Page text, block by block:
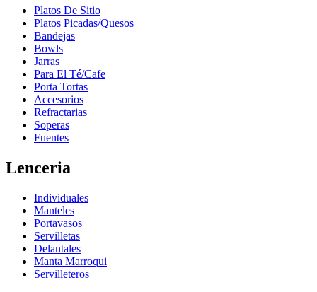
Platos De Sitio
Platos Picadas/Quesos
Bandejas
Bowls
Jarras
Para El Té/Cafe
Porta Tortas
Accesorios
Refractarias
Soperas
Fuentes
Lenceria
Individuales
Manteles
Portavasos
Servilletas
Delantales
Manta Marroqui
Servilleteros